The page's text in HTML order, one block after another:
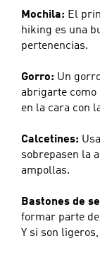
Mochila: El
hiking es una
pertenencias.
Gorro: Un
abrigarte como
en la cara con
Calcetines:
sobrepasen la
ampollas.
Bastones de
formar parte
Y si son